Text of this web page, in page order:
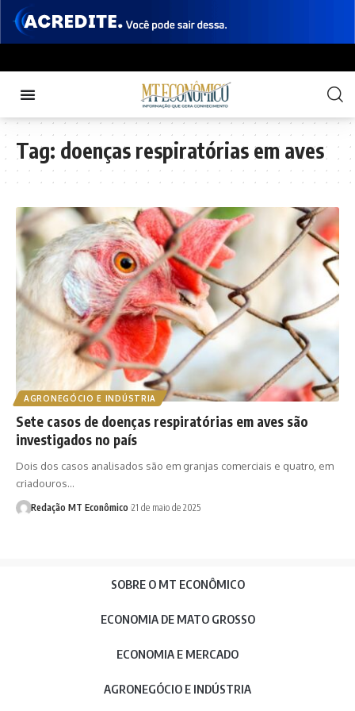
Tag: doenças respiratórias em aves
AGRONEGÓCIO E INDÚSTRIA
Sete casos de doenças respiratórias em aves são
investigados no país
Dois dos casos analisados são em granjas comerciais e quatro, em
criadouros…
Redação MT Econômico 21 de maio de 2025
SOBRE O MT ECONÔMICO
ECONOMIA DE MATO GROSSO
ECONOMIA E MERCADO
AGRONEGÓCIO E INDÚSTRIA